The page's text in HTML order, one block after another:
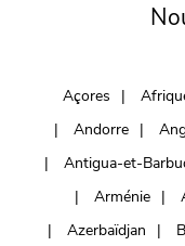
Açores
Andorre
Antigua-et-
Arménie
Azerbaïdjan